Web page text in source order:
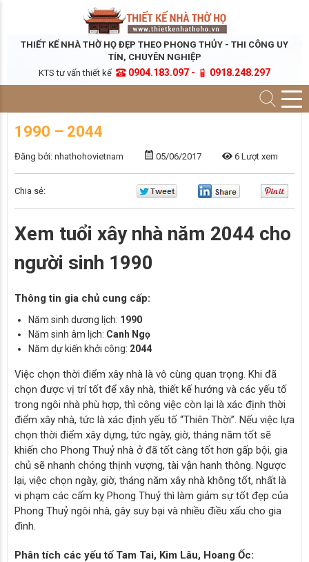
THIẾT KẾ NHÀ THỜ HỌ ĐẸP THEO PHONG THỦY - THI CÔNG UY
TÍN, CHUYÊN NGHIỆP
KTS tư vấn thiết kế
0904.183.097 - 0918.248.297
1990 – 2044
Đăng bởi: nhathohovietnam 05/06/2017 6 Lượt xem
Chia sẻ:
Xem tuổi xây nhà năm 2044 cho
người sinh 1990
Thông tin gia chủ cung cấp:
Năm sinh dương lịch: 1990
Năm sinh âm lịch: Canh Ngọ
Năm dự kiến khởi công: 2044
Việc chọn thời điểm xây nhà là vô cùng quan trọng. Khi đã
chọn được vị trí tốt để xây nhà, thiết kế hướng và các yếu tố
trong ngôi nhà phù hợp, thì công việc còn lại là xác định thời
điểm xây nhà, tức là xác định yếu tố “Thiên Thời”. Nếu việc lựa
chọn thời điểm xây dựng, tức ngày, giờ, tháng năm tốt sẽ
khiến cho Phong Thuỷ nhà ở đã tốt càng tốt hơn gấp bội, gia
chủ sẽ nhanh chóng thịnh vượng, tài vận hanh thông. Ngược
lại, việc chọn ngày, giờ, tháng năm xây nhà không tốt, nhất là
vi phạm các cấm kỵ Phong Thuỷ thì làm giảm sự tốt đẹp của
Phong Thuỷ ngôi nhà, gây suy bại và nhiều điều xấu cho gia
đình.
Phân tích các yếu tố Tam Tai, Kim Lâu, Hoang Ốc: